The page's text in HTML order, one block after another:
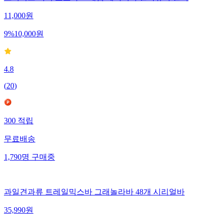
11,000원
9%10,000원
4.8
(20)
300적립
무료배송
1,790명구매중
과일견과류 트레일믹스바 그래놀라바 48개 시리얼바
35,990원